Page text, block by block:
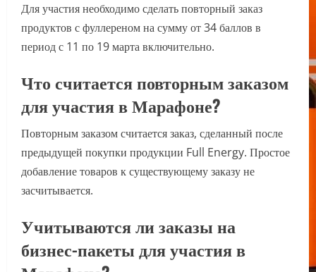
Для участия необходимо сделать повторный заказ
продуктов с фуллереном на сумму от 34 баллов в
период с 11 по 19 марта включительно.
Что считается повторным заказом
для участия в Марафоне?
Повторным заказом считается заказ, сделанный после
предыдущей покупки продукции Full Energy. Простое
добавление товаров к существующему заказу не
засчитывается.
Учитываются ли заказы на
бизнес-пакеты для участия в